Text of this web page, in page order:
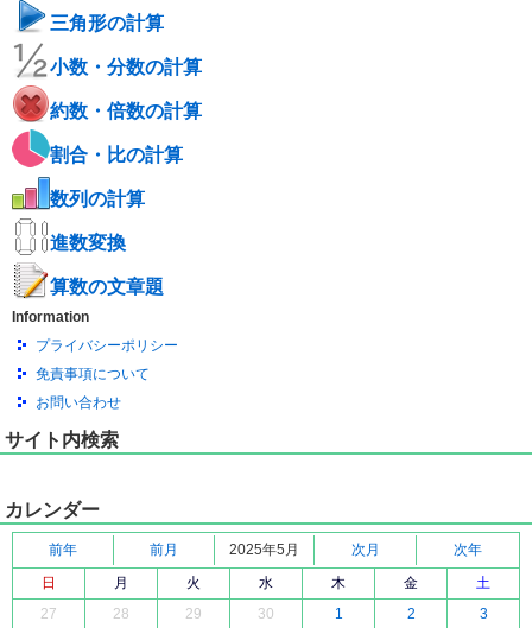
三角形の計算
小数・分数の計算
約数・倍数の計算
割合・比の計算
数列の計算
進数変換
算数の文章題
Information
プライバシーポリシー
免責事項について
お問い合わせ
サイト内検索
カレンダー
前年 前月 2025年5月 次月
次年
日
月 火 水 木 金
土
27
28 29 30 1 2 3